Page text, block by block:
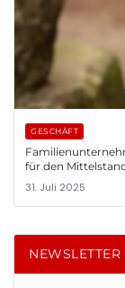
GESCHÄFT
für den
31. Juli 2025
NEWSLETTER